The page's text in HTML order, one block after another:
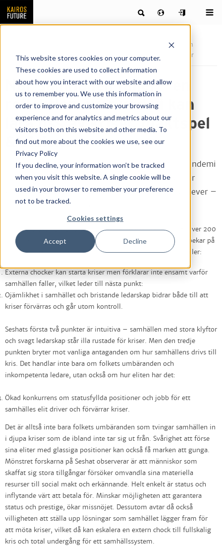
This website stores cookies on your computer.
These cookies are used to collect information
about how you interact with our website and allow
us to remember you. We use this information in
order to improve and customize your browsing
experience and for analytics and metrics about our
visitors both on this website and other media. To
find out more about the cookies we use, see our
Privacy Policy
If you decline, your information won’t be tracked
when you visit this website. A single cookie will be
used in your browser to remember your preference
not to be tracked.
Cookies settings
Accept Decline
När samhällen faller – en
reflektion över vad vi kan lära oss av kriser, maktspel & visioner
När samhällen faller – en
reflektion över vad vi kan
lära oss av kriser, maktspel
& visioner
Krisernas tid är här. Krig, klimatförändringar, pandemi
och polarisering sätter samhällen på prov. Varför
kollapsar vissa under trycket medan andra överlever –
eller till och med stärks?
Historieforskarna vid forskningscentret Seshat har studerat över 200
historiska samhällskriser för att finna svar. Deras slutsatser pekar på
tre nyckelfaktorer som avgör om samhällen står pall eller faller:
Externa chocker kan starta kriser men förklarar inte ensamt varför
samhällen faller, vilket leder till nästa punkt:
Ojämlikhet i samhället och bristande ledarskap bidrar både till att
kriser förvärras och går utom kontroll.
Seshats första två punkter är intuitiva – samhällen med stora klyftor
och svagt ledarskap står illa rustade för kriser. Men den tredje
punkten bryter mot vanliga antaganden om hur samhällens drivs till
kris. Det handlar inte bara om folkets umbäranden och
inkompetenta ledare, utan också om hur eliten har det:
Ökad konkurrens om statusfyllda positioner och jobb för ett
samhälles elit driver och förvärrar kriser.
Det är alltså inte bara folkets umbäranden som tvingar samhällen in
i djupa kriser som de ibland inte tar sig ut från. Svårighet att förse
sina eliter med glassiga positioner kan också få marken att gunga.
Mönstret forskarna på Seshat observerar är att människor som
skaffat sig stora tillgångar försöker omvandla sina materiella
resurser till social makt och erkännande. Helt enkelt är status och
inflytande värt att betala för. Minskar möjligheten att garantera
status och prestige, ökar missnöjet. Dessutom avtar då också
villigheten att ställa upp lösningar som samhället lägger fram för
att möta kriser, vilket då kan eskalera en extern chock till fullskalig
kris och total undergång för ett samhällssystem.